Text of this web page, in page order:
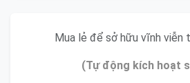
Mua lẻ để sở hữu vĩnh viễn
(Tự động kích hoạt